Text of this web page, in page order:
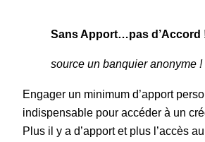
Sans Apport…pas d’Accord
source un banquier anonyme !
Engager un minimum d’apport
indispensable pour accéder à un
Plus il y a d’apport et plus l’accès